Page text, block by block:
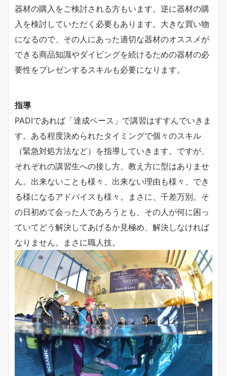
器材の購入をご検討される方もいます。逆に器材の購
入を検討していただく必要もあります。大きな買い物
になるので、その人にあった適切な器材のオススメが
できる商品知識やダイビングを続けるための器材の必
要性をプレゼンするスキルも必要になります。
指導
PADIであれば「達成ベース」で講習はすすんでいきま
す。ある程度決められたタイミングで個々のスキル
（緊急対処方法など）を指導していきます。ですが、
それぞれの講習生への接し方、教え方に型はありませ
ん。出来ないことも様々、出来ない理由も様々、でき
る様になるアドバイスも様々。まさに、千差万別。そ
の日初めて会った人であろうとも、その人が何に困っ
ていてどう解決してあげるか見極め、解決しなければ
なりません。まさに職人技。